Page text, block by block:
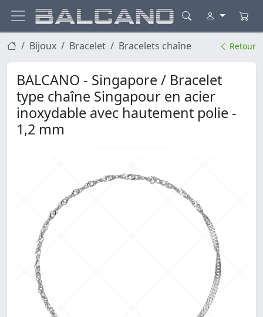
Bijoux Bracelet Bracelets chaîne Retour
BALCANO - Singapore / Bracelet
type chaîne Singapour en acier
inoxydable avec hautement polie -
1,2 mm